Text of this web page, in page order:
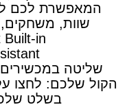
המאפשרת לכם
שוות, משחקים,
Built-in
שליטה
בשלט